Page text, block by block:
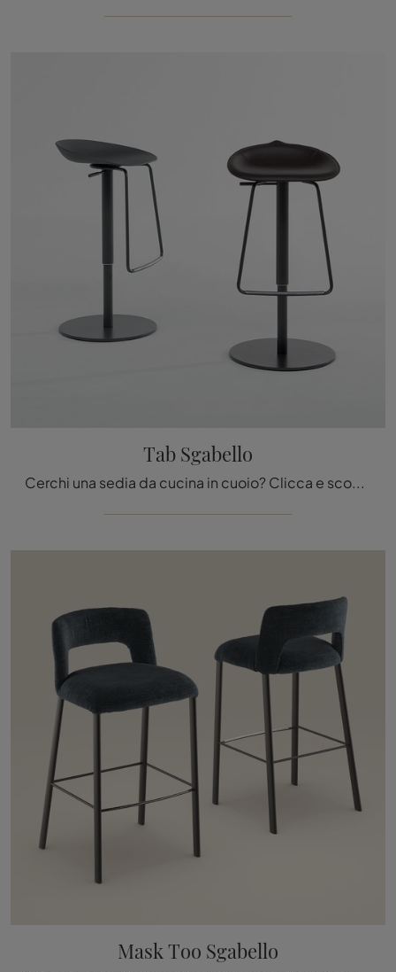
Tab Sgabello
Cerchi una sedia da cucina in cuoio? Clicca e scopri il modello Tab Sgabello di Bonaldo per completare i tuoi locali al meglio.
Mask Too Sgabello